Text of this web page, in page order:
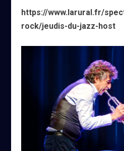
https://www.larural.fr/
rock/jeudis-du-jazz-host